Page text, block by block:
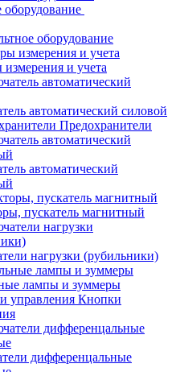
оборудование
оборудование
и учета
автоматический силовой
Предохранители
автоматический
пускатель магнитный
нагрузки (рубильники)
лампы и зуммеры
Кнопки
дифференцальные